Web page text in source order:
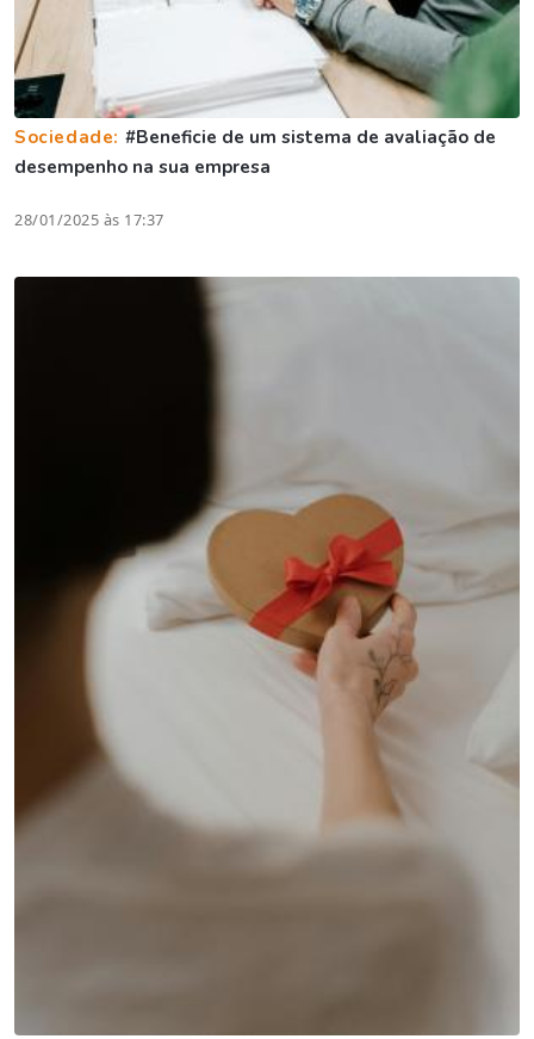
Sociedade: #Beneficie de um sistema de avaliação de
desempenho na sua empresa
28/01/2025 às 17:37